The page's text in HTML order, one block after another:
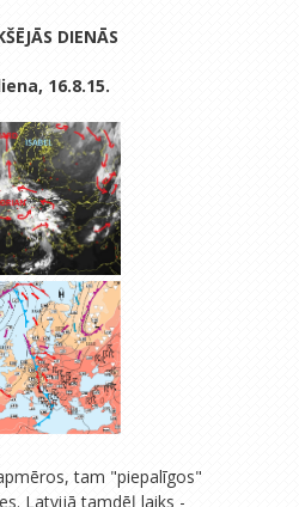
DIENĀS
16.8.15.
tam "piepalīgos"
Latvijā tamdēļ laiks -